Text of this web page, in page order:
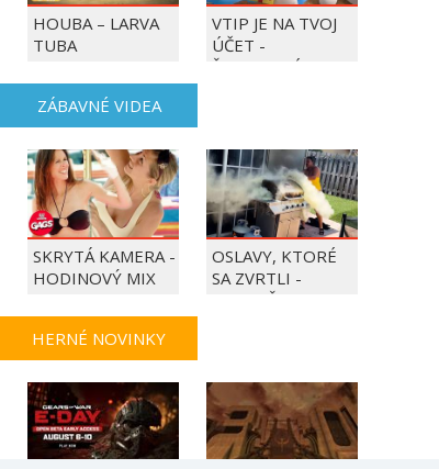
HOUBA – LARVA
TUBA
VTIP JE NA TVOJ
ÚČET -
ŠMOULOVÉ
ZÁBAVNÉ VIDEA
SKRYTÁ KAMERA -
HODINOVÝ MIX
OSLAVY, KTORÉ
SA ZVRTLI -
NAJLEPŠIE
HERNÉ NOVINKY